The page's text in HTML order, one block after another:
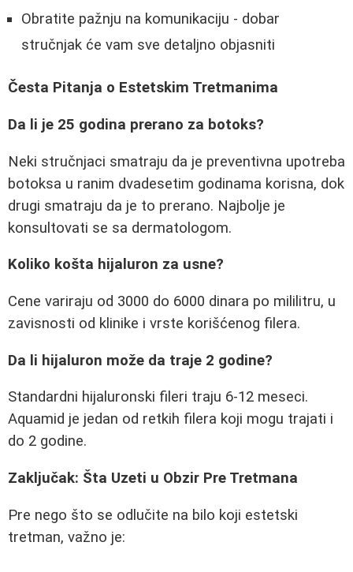
Obratite pažnju na komunikaciju - dobar
stručnjak će vam sve detaljno objasniti
Česta Pitanja o Estetskim Tretmanima
Da li je 25 godina prerano za botoks?
Neki stručnjaci smatraju da je preventivna upotreba
botoksa u ranim dvadesetim godinama korisna, dok
drugi smatraju da je to prerano. Najbolje je
konsultovati se sa dermatologom.
Koliko košta hijaluron za usne?
Cene variraju od 3000 do 6000 dinara po mililitru, u
zavisnosti od klinike i vrste korišćenog filera.
Da li hijaluron može da traje 2 godine?
Standardni hijaluronski fileri traju 6-12 meseci.
Aquamid je jedan od retkih filera koji mogu trajati i
do 2 godine.
Zaključak: Šta Uzeti u Obzir Pre Tretmana
Pre nego što se odlučite na bilo koji estetski
tretman, važno je: